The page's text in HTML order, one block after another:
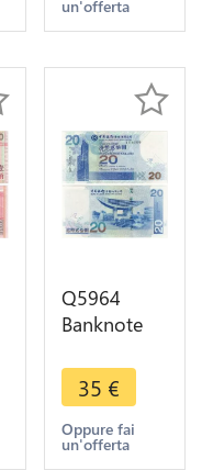
Yat-Sen
> Make
un'offerta
Q5964
Banknote
20 Dollars
2003 UNC -
> Make
offer
35 €
Oppure fai
un'offerta